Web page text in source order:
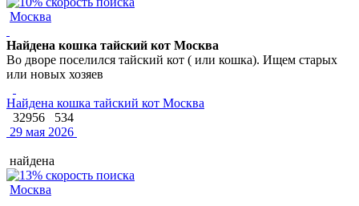
Москва
Найдена кошка тайский кот Москва
Во дворе поселился тайский кот ( или кошка). Ищем старых
или новых хозяев
Найдена кошка тайский кот Москва
32956
534
29 мая 2026
найдена
Москва